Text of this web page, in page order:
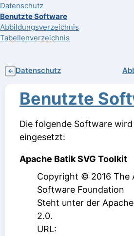
Datenschutz
Benutzte Software
Abbildungsverzeichnis
Tabellenverzeichnis
← Datenschutz
Benutzte
Die folgende Software
eingesetzt:
Apache Batik SVG Toolkit
Copyright © 2016 The
Software Foundation
Steht unter der
2.0.
URL: